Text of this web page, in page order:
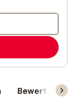
Bewertungen